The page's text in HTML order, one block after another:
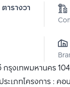
ารางวา
กรุงเทพมหานคร
ะเภทโครงการ : ค